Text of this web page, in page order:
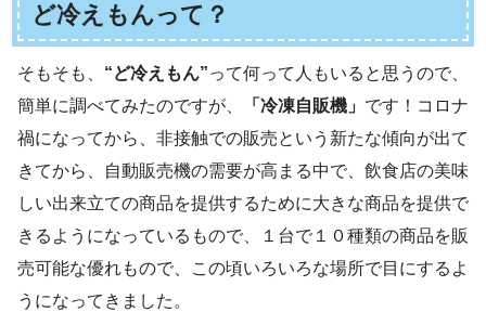
ど冷えもんって？
そもそも、 “ど冷えもん”って何って人もいると思うので、
簡単に調べてみたのですが、
「冷凍自販機」 です！コロナ
禍になってから、非接触での販売という新たな傾向が出て
きてから、自動販売機の需要が高まる中で、飲食店の美味
しい出来立ての商品を提供するために大きな商品を提供で
きるようになっているもので、１台で１０種類の商品を販
売可能な優れもので、この頃いろいろな場所で目にするよ
うになってきました。